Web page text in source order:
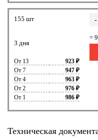
155 шт
3 дня
От 13
923 ₽
От 7
947 ₽
От 4
963 ₽
От 2
976 ₽
От 1
986 ₽
-
=
Техническая